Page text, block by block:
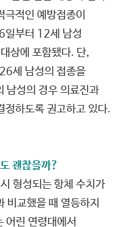
적인 예방접종이
일부터 12세 남성
상에 포함됐다. 단,
세 남성의 접종을
남성의 경우 의료진과
정하도록 권고하고 있다.
괜찮을까?
형성되는 항체 수치가
교했을 때 열등하지
어린 연령대에서